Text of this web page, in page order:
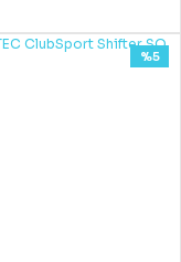
%5